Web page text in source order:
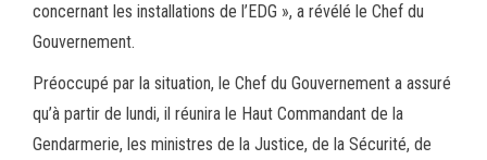
concernant les installations de l’EDG », a révélé le Chef du
Gouvernement.
Préoccupé par la situation, le Chef du Gouvernement a assuré
qu’à partir de lundi, il réunira le Haut Commandant de la
Gendarmerie, les ministres de la Justice, de la Sécurité, de